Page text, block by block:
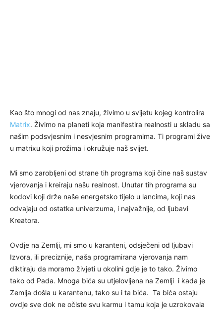
Kao što mnogi od nas znaju, živimo u svijetu kojeg kontrolira
Matrix. Živimo na planeti koja manifestira realnosti u skladu sa
našim podsvjesnim i nesvjesnim programima. Ti programi žive
u matrixu koji prožima i okružuje naš svijet.
Mi smo zarobljeni od strane tih programa koji čine naš sustav
vjerovanja i kreiraju našu realnost. Unutar tih programa su
kodovi koji drže naše energetsko tijelo u lancima, koji nas
odvajaju od ostatka univerzuma, i najvažnije, od ljubavi
Kreatora.
Ovdje na Zemlji, mi smo u karanteni, odsječeni od ljubavi
Izvora, ili preciznije, naša programirana vjerovanja nam
diktiraju da moramo živjeti u okolini gdje je to tako. Živimo
tako od Pada. Mnoga bića su utjelovljena na Zemlji i kada je
Zemlja došla u karantenu, tako su i ta bića. Ta bića ostaju
ovdje sve dok ne očiste svu karmu i tamu koja je uzrokovala